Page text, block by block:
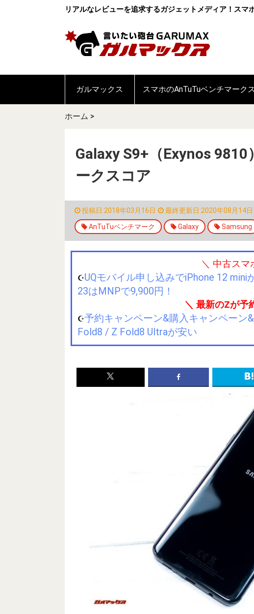
リアルなレビューを追求するガジェットメディア！スマ
ガルマックス スマホのAnTuTuベンチマーク
ホーム >
Galaxy S9+（Exynos
ークスコア
投稿日:2018年03月16日 最終更新日:2020年08月14日
AnTuTuベンチマーク Galaxy Samsung
＼ 中古スマ
☪️UQモバイル申し込みでiPhone 12
23はMNPで9,900円！
＼ 最新のZが予
☪️予約キャンペーン&購入キャンペーン
Fold8 / Z Fold8 Ultraが安い